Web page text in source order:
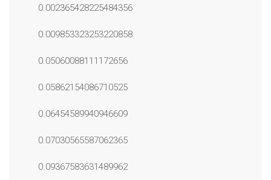
0.002365428225484356
0.009853323253220858
0.05060088111172656
0.05862154086710525
0.06454589940946609
0.07030565587062365
0.09367583631489962